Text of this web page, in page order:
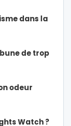
dans la
de trop
odeur
Watch ?